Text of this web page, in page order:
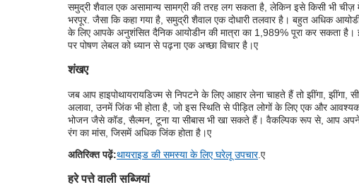
समुद्री शैवाल एक असामान्य सामग्री की तरह लग सकता है, लेकिन इसे किसी भी चीज़
भरपूर. जैसा कि कहा गया है, समुद्री शैवाल एक दोधारी तलवार है। बहुत अधिक
के लिए आपके अनुशंसित दैनिक आयोडीन की मात्रा का 1,989% पूरा कर सकता है।
पर पोषण लेबल को ध्यान से पढ़ना एक अच्छा विचार है।ए
शंखए
जब आप हाइपोथायरायडिज्म से निपटने के लिए आहार लेना चाहते हैं तो झींगा,
अलावा, उनमें जिंक भी होता है, जो इस स्थिति से पीड़ित लोगों के लिए एक और
भोजन जैसे कॉड, सैल्मन, टूना या सीबास भी खा सकते हैं। वैकल्पिक रूप से, आप अपने
रंग का मांस, जिसमें अधिक जिंक होता है।ए
अतिरिक्त पढ़ें:थायराइड की समस्या के लिए घरेलू उपचार.ए
हरे पत्ते वाली सब्जियां